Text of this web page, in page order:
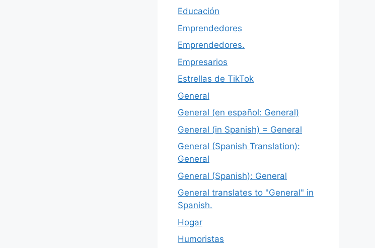
Educación
Emprendedores
Emprendedores.
Empresarios
Estrellas de TikTok
General
General (en español: General)
General (in Spanish) = General
General (Spanish Translation):
General
General (Spanish): General
General translates to "General" in
Spanish.
Hogar
Humoristas